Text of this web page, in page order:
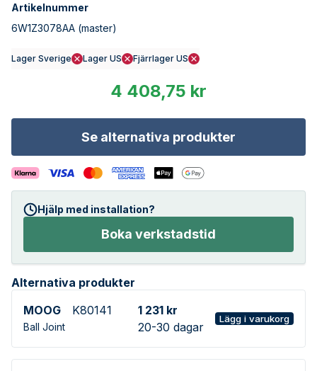
Artikelnummer
6W1Z3078AA (master)
Lager Sverige Lager US Fjärrlager US
4 408,75 kr
Se alternativa produkter
Hjälp med installation?
Boka verkstadstid
Alternativa produkter
MOOG
K80141
Ball Joint
1 231 kr
20-30 dagar
Lägg i varukorg